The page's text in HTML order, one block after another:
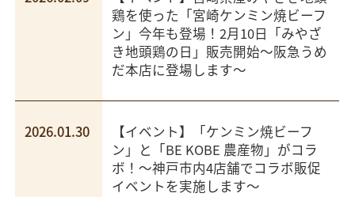
鶏を使った「宮崎ケンミン焼ビーフ
ン」今年も登場！2月10日「みやざ
き地頭鶏の日」販売開始～阪急うめ
だ本店に登場します～
2026.01.30
【イベント】「ケンミン焼ビーフ
ン」と「BE KOBE 農産物」がコラ
ボ！～神戸市内4店舗でコラボ販促
イベントを実施します～